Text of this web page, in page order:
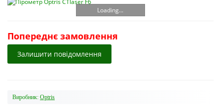
Loading...
Попереднє замовлення
Залишити повідомлення
Виробник: Optris